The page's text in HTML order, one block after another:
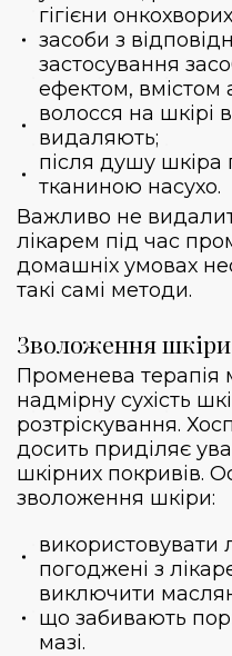
гігієни
засоби з
застосування
ефектом, вмістом
волосся на шкірі
видаляють;
після душу шкіра
тканиною насухо.
Важливо не
лікарем під час
домашніх умовах
такі самі методи.
Зволоження шкіри
Променева терапія
надмірну сухість
розтріскування.
досить приділяє
шкірних покривів.
зволоження шкіри:
використовувати
погоджені з
виключити
що забивають
мазі.